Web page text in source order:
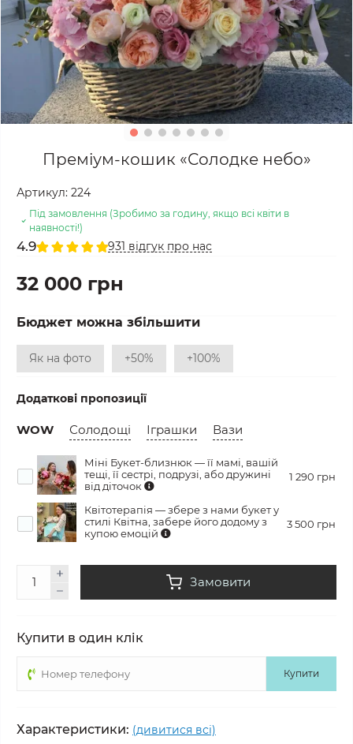
Преміум-кошик «Солодке небо»
Артикул: 224
Під замовлення (Зробимо за годину, якщо всі квіти в
наявності!)
4.9 931 відгук про нас
32 000 грн
Бюджет можна збільшити
Як на фото +50% +100%
Додаткові пропозиції
WOW Солодощі Іграшки Вази
Міні Букет-близнюк — її мамі, вашій
тещі, її сестрі, подрузі, або дружині
від діточок
1 290 грн
Квітотерапія — збере з нами букет у
стилі Квітна, забере його додому з
купою емоцій
3 500 грн
Замовити
Купити в один клік
Купити
Характеристики: (дивитися всі)